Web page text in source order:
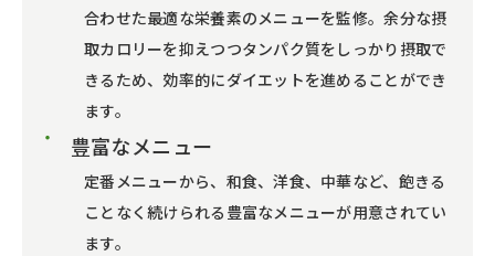
合わせた最適な栄養素のメニューを監修。余分な摂
取カロリーを抑えつつタンパク質をしっかり摂取で
きるため、効率的にダイエットを進めることができ
ます。
豊富なメニュー
定番メニューから、和食、洋食、中華など、飽きる
ことなく続けられる豊富なメニューが用意されてい
ます。